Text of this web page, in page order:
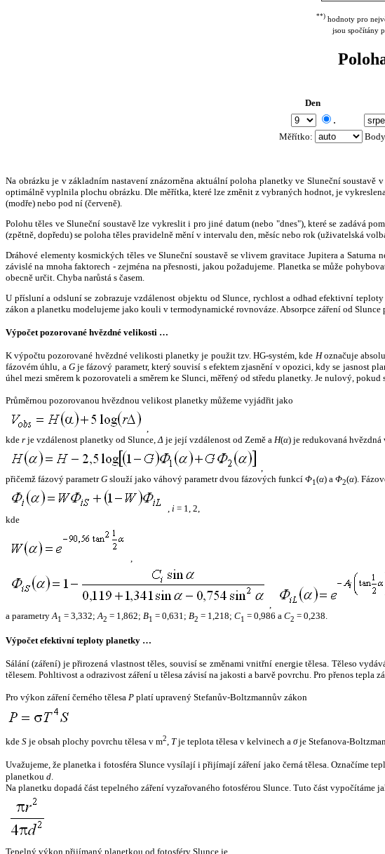
**) hodnoty pro
jsou spočítány
Den
.
Měřítko: Body
Na obrázku je v základním nastavení znázorněna aktuální poloha planetky ve Sluneční
optimálně vyplnila plochu obrázku. Dle měřítka, které lze změnit z vybraných hodnot, je
(modře) nebo pod ní (červeně).
Polohu těles ve Sluneční soustavě lze vykreslit i pro jiné datum (nebo "dnes"), které se zadává
(zpětně, dopředu) se poloha těles pravidelně mění v intervalu den, měsíc nebo rok (uživatelská
Dráhové elementy kosmických těles ve Sluneční soustavě se vlivem gravitace Jupitera a
závislé na mnoha faktorech - zejména na přesnosti, jakou požadujeme. Planetka se může
obecně určit. Chyba narůstá s časem.
U přísluní a odsluní se zobrazuje vzdálenost objektu od Slunce, rychlost a odhad efektivní
zákon a planetku modelujeme jako kouli v termodynamické rovnováze. Absorpce záření od
Výpočet pozorované hvězdné velikosti …
K výpočtu pozorované hvězdné velikosti planetky je použit tzv. HG-systém, kde Hoznačuje
fázovém úhlu, a Gje fázový parametr, který souvisí s efektem zjasnění v opozici, kdy se jasnost
úhel mezi směrem k pozorovateli a směrem ke Slunci, měřený od středu planetky. Je nulový,
Průměrnou pozorovanou hvězdnou velikost planetky můžeme vyjádřit jako
,
kde r je vzdálenost planetky od Slunce,Δ je její vzdálenost od Země a H(α) je redukovaná
,
přičemž fázový parametrG slouží jako váhový parametr dvou fázových funkcí Φ1(α) a Φ2(α).
, i = 1, 2,
kde
,
,
a parametryA1 = 3,332;A2 = 1,862; B1 = 0,631; B2 = 1,218; C1 = 0,986 a C2 = 0,238.
Výpočet efektivní teploty planetky …
Sálání (záření) je přirozená vlastnost těles, souvisí se změnami vnitřní energie tělesa. Těleso
tělesem. Pohltivost a odrazivost záření u tělesa závisí na jakosti a barvě povrchu. Pro přenos
Pro výkon záření černého tělesa P platí upravený Stefanův-Boltzmannův zákon
kde S je obsah plochy povrchu tělesa v m2, Tje teplota tělesa v kelvinech a σje Stefanova-
Uvažujeme, že planetka i fotosféra Slunce vysílají i přijímají záření jako černá tělesa. Označíme
planetkou d.
Na planetku dopadá část tepelného záření vyzařovaného fotosférou Slunce. Tuto část
Tepelný výkon přijímaný planetkou od fotosféry Slunce je